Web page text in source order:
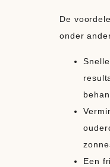
De
onder
Een